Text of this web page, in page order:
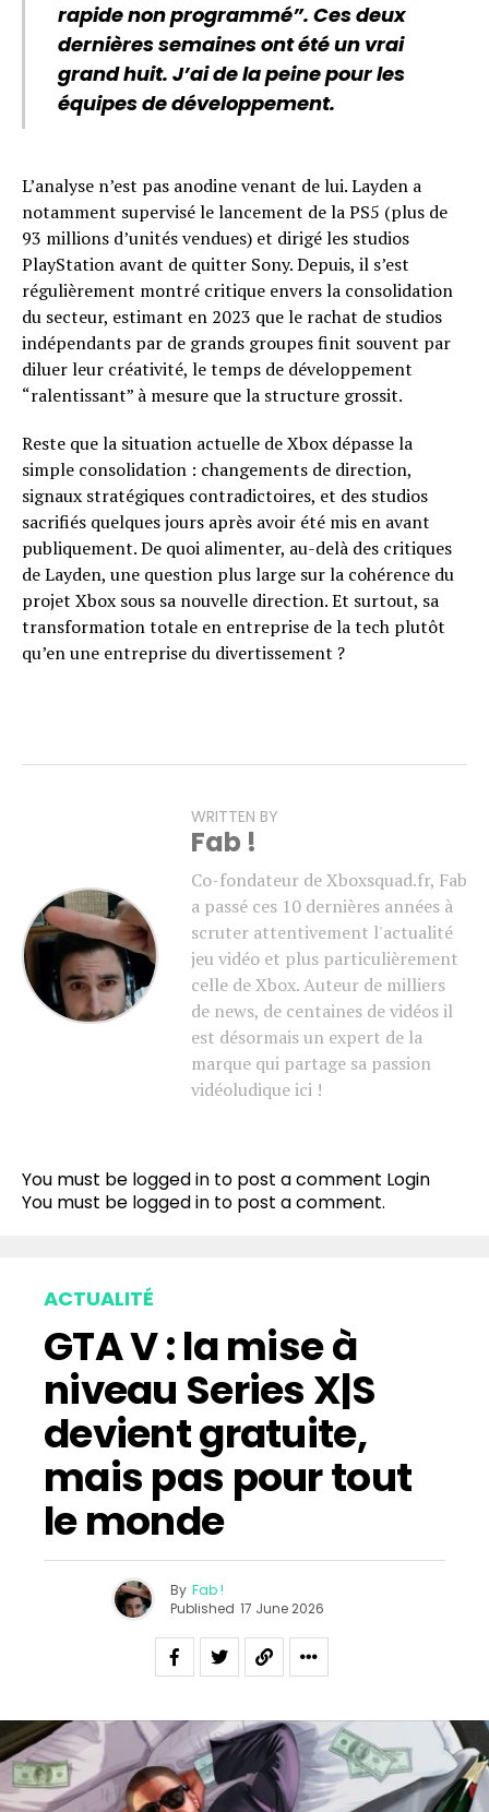
rapide non programmé”. Ces deux
dernières semaines ont été un vrai
grand huit. J’ai de la peine pour les
équipes de développement.
L’analyse n’est pas anodine venant de lui. Layden a
notamment supervisé le lancement de la PS5 (plus de
93 millions d’unités vendues) et dirigé les studios
PlayStation avant de quitter Sony. Depuis, il s’est
régulièrement montré critique envers la consolidation
du secteur, estimant en 2023 que le rachat de studios
indépendants par de grands groupes finit souvent par
diluer leur créativité, le temps de développement
“ralentissant” à mesure que la structure grossit.
Reste que la situation actuelle de Xbox dépasse la
simple consolidation : changements de direction,
signaux stratégiques contradictoires, et des studios
sacrifiés quelques jours après avoir été mis en avant
publiquement. De quoi alimenter, au-delà des critiques
de Layden, une question plus large sur la cohérence du
projet Xbox sous sa nouvelle direction. Et surtout, sa
transformation totale en entreprise de la tech plutôt
qu’en une entreprise du divertissement ?
WRITTEN BY
Fab !
Co-fondateur de Xboxsquad.fr, Fab
a passé ces 10 dernières années à
scruter attentivement l'actualité
jeu vidéo et plus particulièrement
celle de Xbox. Auteur de milliers
de news, de centaines de vidéos il
est désormais un expert de la
marque qui partage sa passion
vidéoludique ici !
You must be logged in to post a comment Login
You must be logged in to post a comment.
ACTUALITÉ
GTA V : la mise à
niveau Series X|S
devient gratuite,
mais pas pour tout
le monde
By Fab !
Published 17 June 2026